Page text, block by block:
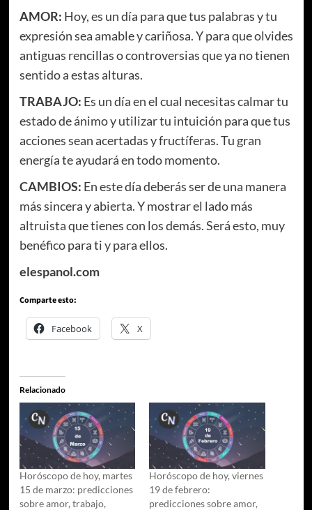
AMOR: Hoy, es un día para que tus palabras y tu
expresión sea amable y cariñosa. Y para que olvides
antiguas rencillas o controversias que ya no tienen
sentido a estas alturas.
TRABAJO: Es un día en el cual necesitas calmar tu
estado de ánimo y utilizar tu intuición para que tus
acciones sean acertadas y fructíferas. Tu gran
energía te ayudará en todo momento.
CAMBIOS: En este día deberás ser de una manera
más sincera y abierta. Y mostrar el lado más
altruista que tienes con los demás. Será esto, muy
benéfico para ti y para ellos.
elespanol.com
Comparte esto:
Facebook X
Relacionado
Horóscopo de hoy, martes
15 de marzo: predicciones
sobre amor, trabajo,
Horóscopo de hoy, viernes
19 de febrero:
predicciones sobre amor,